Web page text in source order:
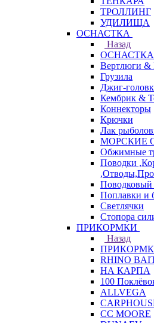
ТРОЛЛИНГ
УДИЛИЩА
ОСНАСТКА
Назад
ОСНАСТКА
Вертлюги &
Грузила
Джиг-
Кембрик &
Коннекторы
Крючки
Лак
МОРСКИЕ
Обжимные
Поводки
Поводковый
Поплавки и
Светлячки
Стопора
ПРИКОРМКИ
Назад
RHINO
НА КАРПА
100
ALLVEGA
CC MOORE